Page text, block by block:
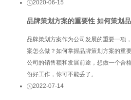
2020-06-15
品牌策划方案的重要性 如何策划
品牌策划方案作为公司发展的重要一项
案怎么做？如何掌握品牌策划方案的重
公司的销售额和发展前途，想做一个合
份好工作，你可不能丢了。
2022-07-14